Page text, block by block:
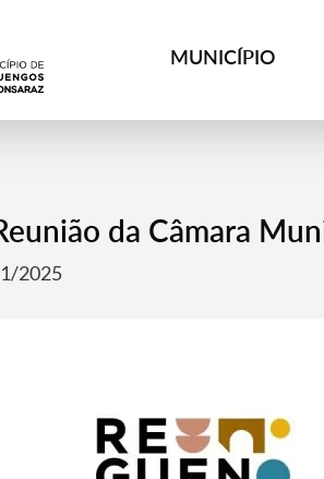
MUNICÍPIO
da Câmara
2025